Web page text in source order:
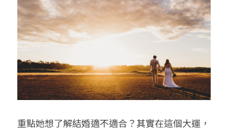
重點她想了解結婚適不適合？其實在這個大運，